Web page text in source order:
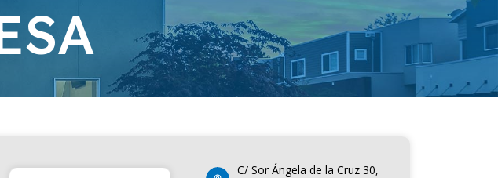
C/ Sor Ángela de la Cruz 30,